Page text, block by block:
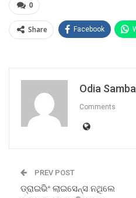
0
Share Facebook
Odia
Comments
PREV POST
ଡ୍ରାଇଭିଂ ଲାଇସେନ୍ସ ନଥିଲେ